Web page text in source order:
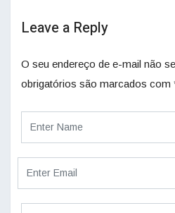
Leave a Reply
O seu endereço de e-mail não
obrigatórios são marcados com